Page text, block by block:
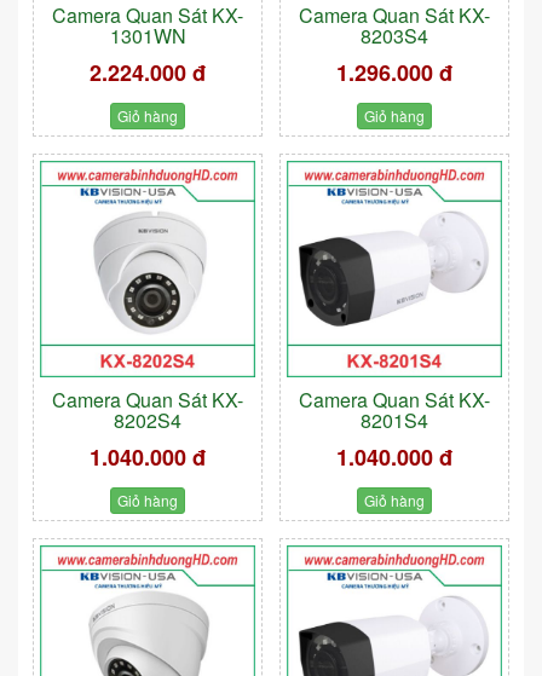
Camera Quan Sát KX-
1301WN
2.224.000 đ
Giỏ hàng
Camera Quan Sát KX-
8203S4
1.296.000 đ
Giỏ hàng
Camera Quan Sát KX-
8202S4
1.040.000 đ
Giỏ hàng
Camera Quan Sát KX-
8201S4
1.040.000 đ
Giỏ hàng